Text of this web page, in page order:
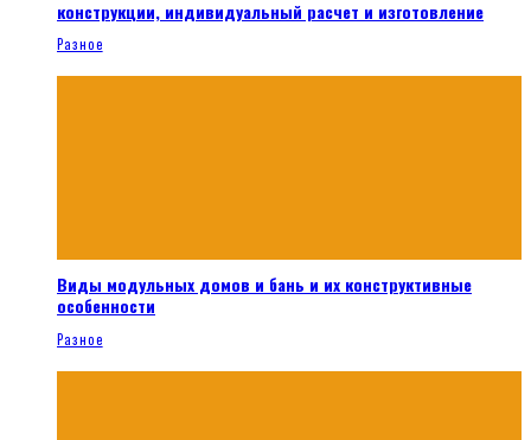
конструкции, индивидуальный расчет и изготовление
Разное
Виды модульных домов и бань и их конструктивные
особенности
Разное